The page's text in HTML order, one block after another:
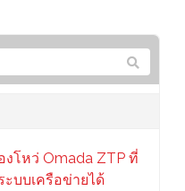
โหว่ Omada ZTP ที่
ะบบเครือข่ายได้